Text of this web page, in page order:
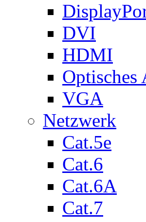
DVI
HDMI
VGA
Netzwerk
Cat.5e
Cat.6
Cat.6A
Cat.7